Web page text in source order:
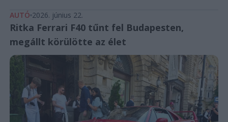
AUTÓ 2026. június 22.
Ritka Ferrari F40 tűnt fel Budapesten,
megállt körülötte az élet